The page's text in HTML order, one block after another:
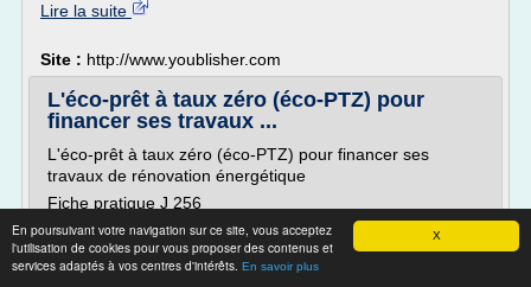
X
En poursuivant votre navigation sur ce site, vous acceptez
l'utilisation de cookies pour vous proposer des contenus et
services adaptés à vos centres d'intérêts. En savoir plus
Lire la suite
Site : http://www.youblisher.com
L'éco-prêt à taux zéro (éco-PTZ) pour
financer ses travaux ...
L'éco-prêt à taux zéro (éco-PTZ) pour financer ses
travaux de rénovation énergétique
Fiche pratique J 256
Date de publication : 23/02/2017 - Banque/argent
7